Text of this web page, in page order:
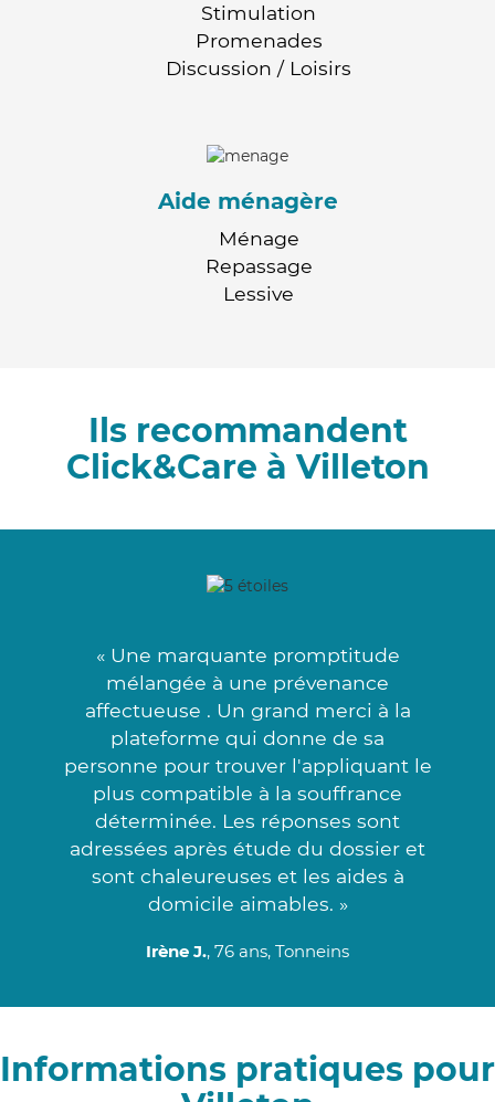
Stimulation
Promenades
Discussion / Loisirs
Aide ménagère
Ménage
Repassage
Lessive
Ils recommandent
Click&Care à Villeton
« Une marquante promptitude
mélangée à une prévenance
affectueuse . Un grand merci à la
plateforme qui donne de sa
personne pour trouver l'appliquant le
plus compatible à la souffrance
déterminée. Les réponses sont
adressées après étude du dossier et
sont chaleureuses et les aides à
domicile aimables. »
Irène J., 76 ans, Tonneins
Informations pratiques pour